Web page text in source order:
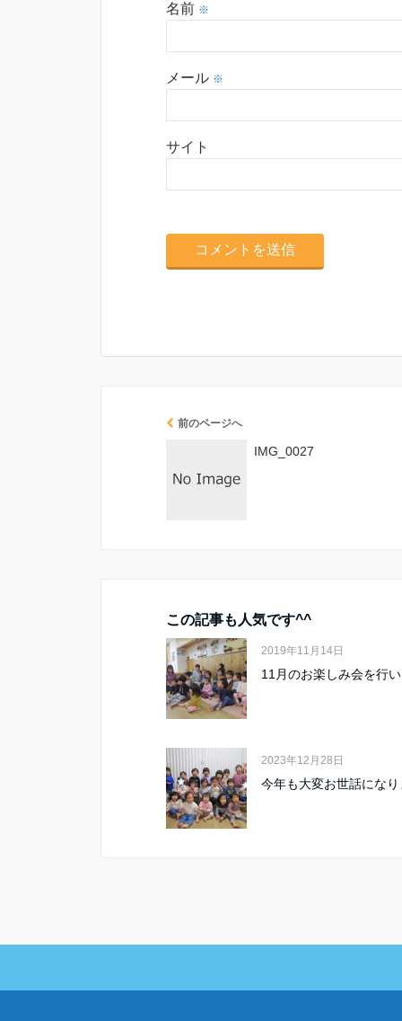
名前 ※
メール ※
サイト
前のページへ
IMG_0027
この記事も人気です^^
2019年11月14日
11月のお楽しみ会を行
2023年12月28日
今年も大変お世話になり